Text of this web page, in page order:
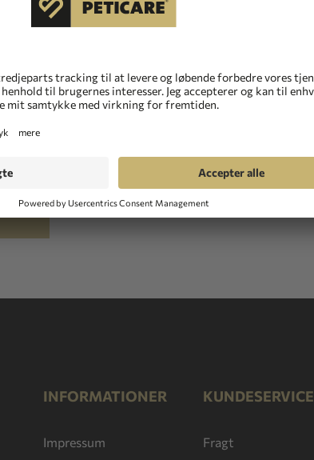
arkiveret, flyttet eller omdøbt den
til en forkert eller forældet URL - tjek
fra dig. Send os venligst en besked
INFORMATIONER
Impressum
KUNDESERVICE
Fragt